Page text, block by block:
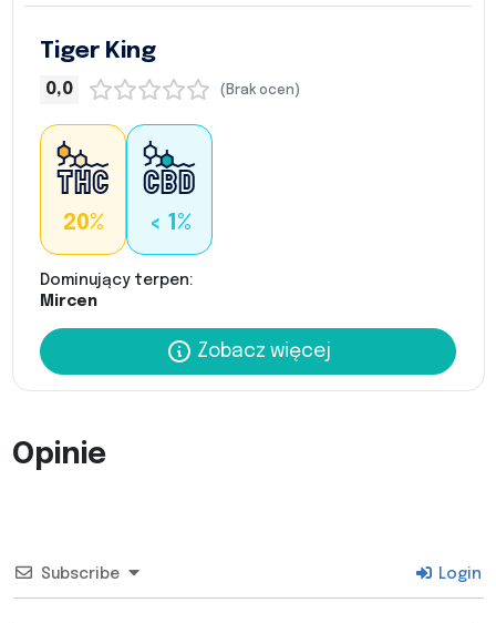
Tiger King
0,0 (Brak ocen)
20% < 1%
Dominujący terpen:
Mircen
Zobacz więcej
Opinie
Subscribe Login